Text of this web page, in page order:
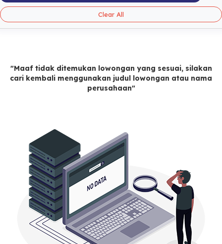
Clear All
"Maaf tidak ditemukan lowongan yang sesuai, silakan
cari kembali menggunakan judul lowongan atau nama
perusahaan"